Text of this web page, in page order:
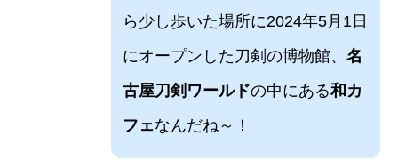
ら少し歩いた場所に2024年5月1日
にオープンした刀剣の博物館、 名
古屋刀剣ワールドの中にある和カ
フェなんだね～！